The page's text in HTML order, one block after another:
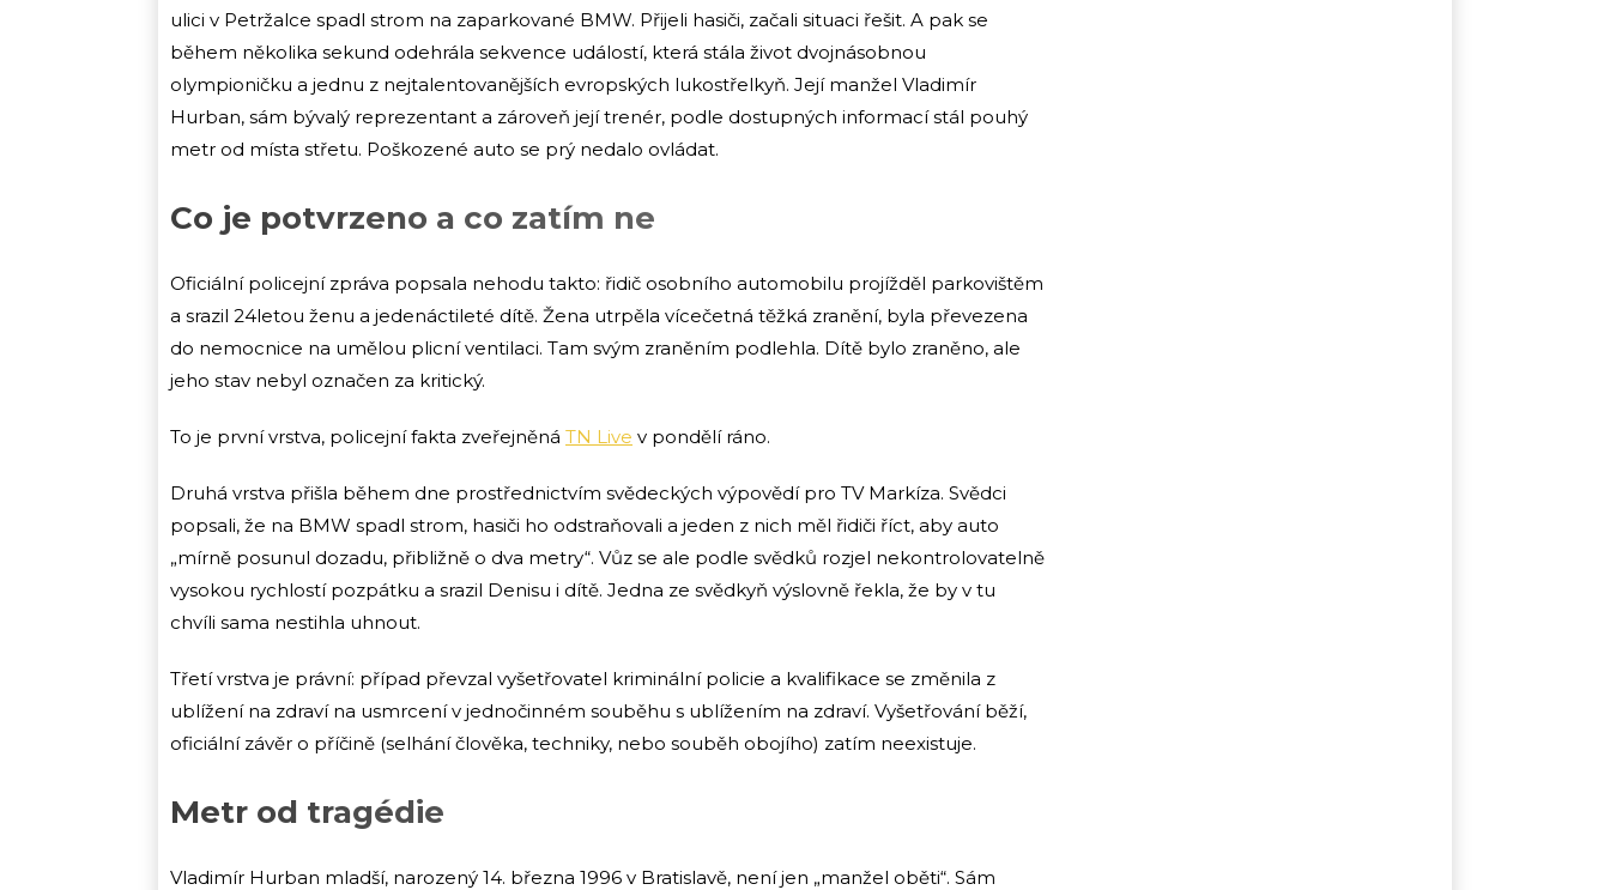
ulici v Petržalce spadl strom na zaparkované BMW. Přijeli hasiči, začali situaci řešit. A pak se
během několika sekund odehrála sekvence událostí, která stála život dvojnásobnou
olympioničku a jednu z nejtalentovanějších evropských lukostřelkyň. Její manžel Vladimír
Hurban, sám bývalý reprezentant a zároveň její trenér, podle dostupných informací stál pouhý
metr od místa střetu. Poškozené auto se prý nedalo ovládat.
Co je potvrzeno a co zatím ne
Oficiální policejní zpráva popsala nehodu takto: řidič osobního automobilu projížděl parkovištěm
a srazil 24letou ženu a jedenáctileté dítě. Žena utrpěla vícečetná těžká zranění, byla převezena
do nemocnice na umělou plicní ventilaci. Tam svým zraněním podlehla. Dítě bylo zraněno, ale
jeho stav nebyl označen za kritický.
To je první vrstva, policejní fakta zveřejněná TN Live v pondělí ráno.
Druhá vrstva přišla během dne prostřednictvím svědeckých výpovědí pro TV Markíza. Svědci
popsali, že na BMW spadl strom, hasiči ho odstraňovali a jeden z nich měl řidiči říct, aby auto
„mírně posunul dozadu, přibližně o dva metry“. Vůz se ale podle svědků rozjel nekontrolovatelně
vysokou rychlostí pozpátku a srazil Denisu i dítě. Jedna ze svědkyň výslovně řekla, že by v tu
chvíli sama nestihla uhnout.
Třetí vrstva je právní: případ převzal vyšetřovatel kriminální policie a kvalifikace se změnila z
ublížení na zdraví na usmrcení v jednočinném souběhu s ublížením na zdraví. Vyšetřování běží,
oficiální závěr o příčině (selhání člověka, techniky, nebo souběh obojího) zatím neexistuje.
Metr od tragédie
Vladimír Hurban mladší, narozený 14. března 1996 v Bratislavě, není jen „manžel oběti“. Sám